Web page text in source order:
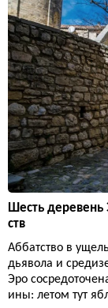
Шесть деревень
ств
Аббатство в
дьявола и
Эро
ины: летом тут